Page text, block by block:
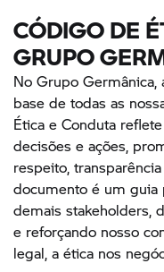
CÓDIGO DE
GRUPO
No Grupo
base de todas as
Ética e Conduta
decisões e ações,
respeito,
documento é um guia
demais stakeholders,
e reforçando nosso
legal, a ética nos